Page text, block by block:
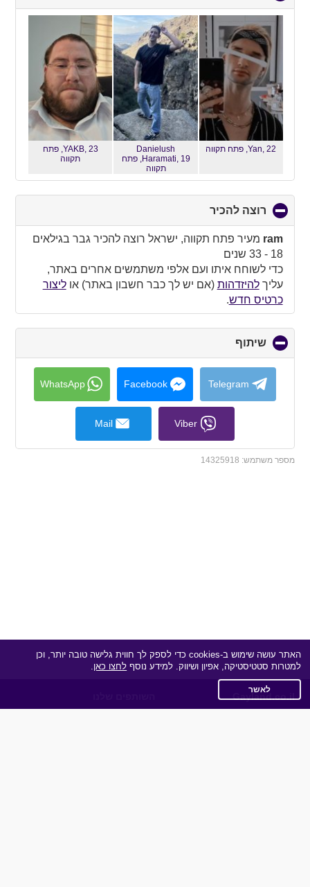
to
collapse
contents
Yan, 22, פתח תקווה
Danielush
Haramati, 19, פתח
תקווה
YAKB, 23, פתח
תקווה
רוצה להכיר
to
collapse
ram מעיר פתח תקווה, ישראל רוצה להכיר גבר בגילאים
18 - 33 שנים
כדי לשוחח איתו ועם אלפי משתמשים אחרים באתר,
עליךלהיזדהות (אם יש לך כבר חשבון באתר) אוליצור
כרטיס חדש.
שיתוף
to
collapse
contents
Telegram
Facebook
WhatsApp
Viber
Mail
מספר משתמש: 14325918
Gayland.co.il
האתר עושה שימוש ב-cookies כדי לספק לך חווית גלישה טובה יותר, וכן
למטרות סטטיסטיקה, אפיון ושיווק. למידע נוסף לחצו כאן.
לאשר